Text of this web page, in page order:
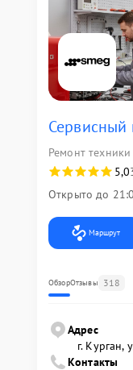
Сервисный
Ремонт техники
5,0
Открыто до
Маршрут
ОбзорОтзывы 318
Адрес
г. Курган,
Контакты